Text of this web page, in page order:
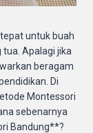
untuk buah
Apalagi jika
beragam
Di
Montessori
sebenarnya
Bandung**?